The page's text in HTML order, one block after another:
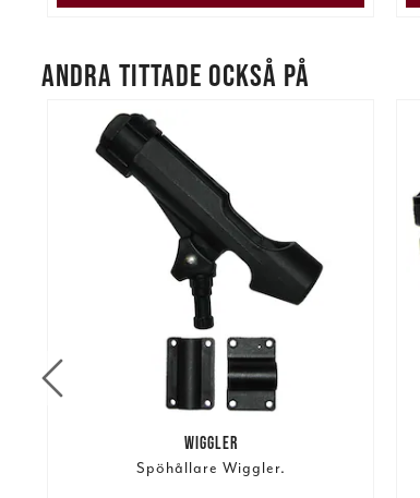
ANDRA TITTADE OCKSÅ PÅ
WIGGLER
Spöhållare Wiggler.